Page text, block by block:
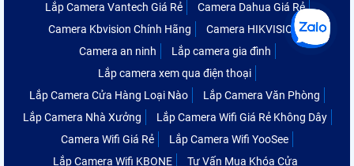
Lắp Camera Vantech Giá Rẻ
Camera Dahua Giá Rẻ
Camera Kbvision Chính Hãng
Camera HIKVISION
Camera an ninh
Lắp camera gia đình
Lắp camera xem qua điện thoại
Lắp Camera Cửa Hàng Loại Nào
Lắp Camera Văn Phòng
Lắp Camera Nhà Xưởng
Lắp Camera Wifi Giá Rẻ Không Dây
Camera Wifi Giá Rẻ
Lắp Camera Wifi YooSee
Lắp Camera Wifi KBONE
Tư Vấn Mua Khóa Cửa